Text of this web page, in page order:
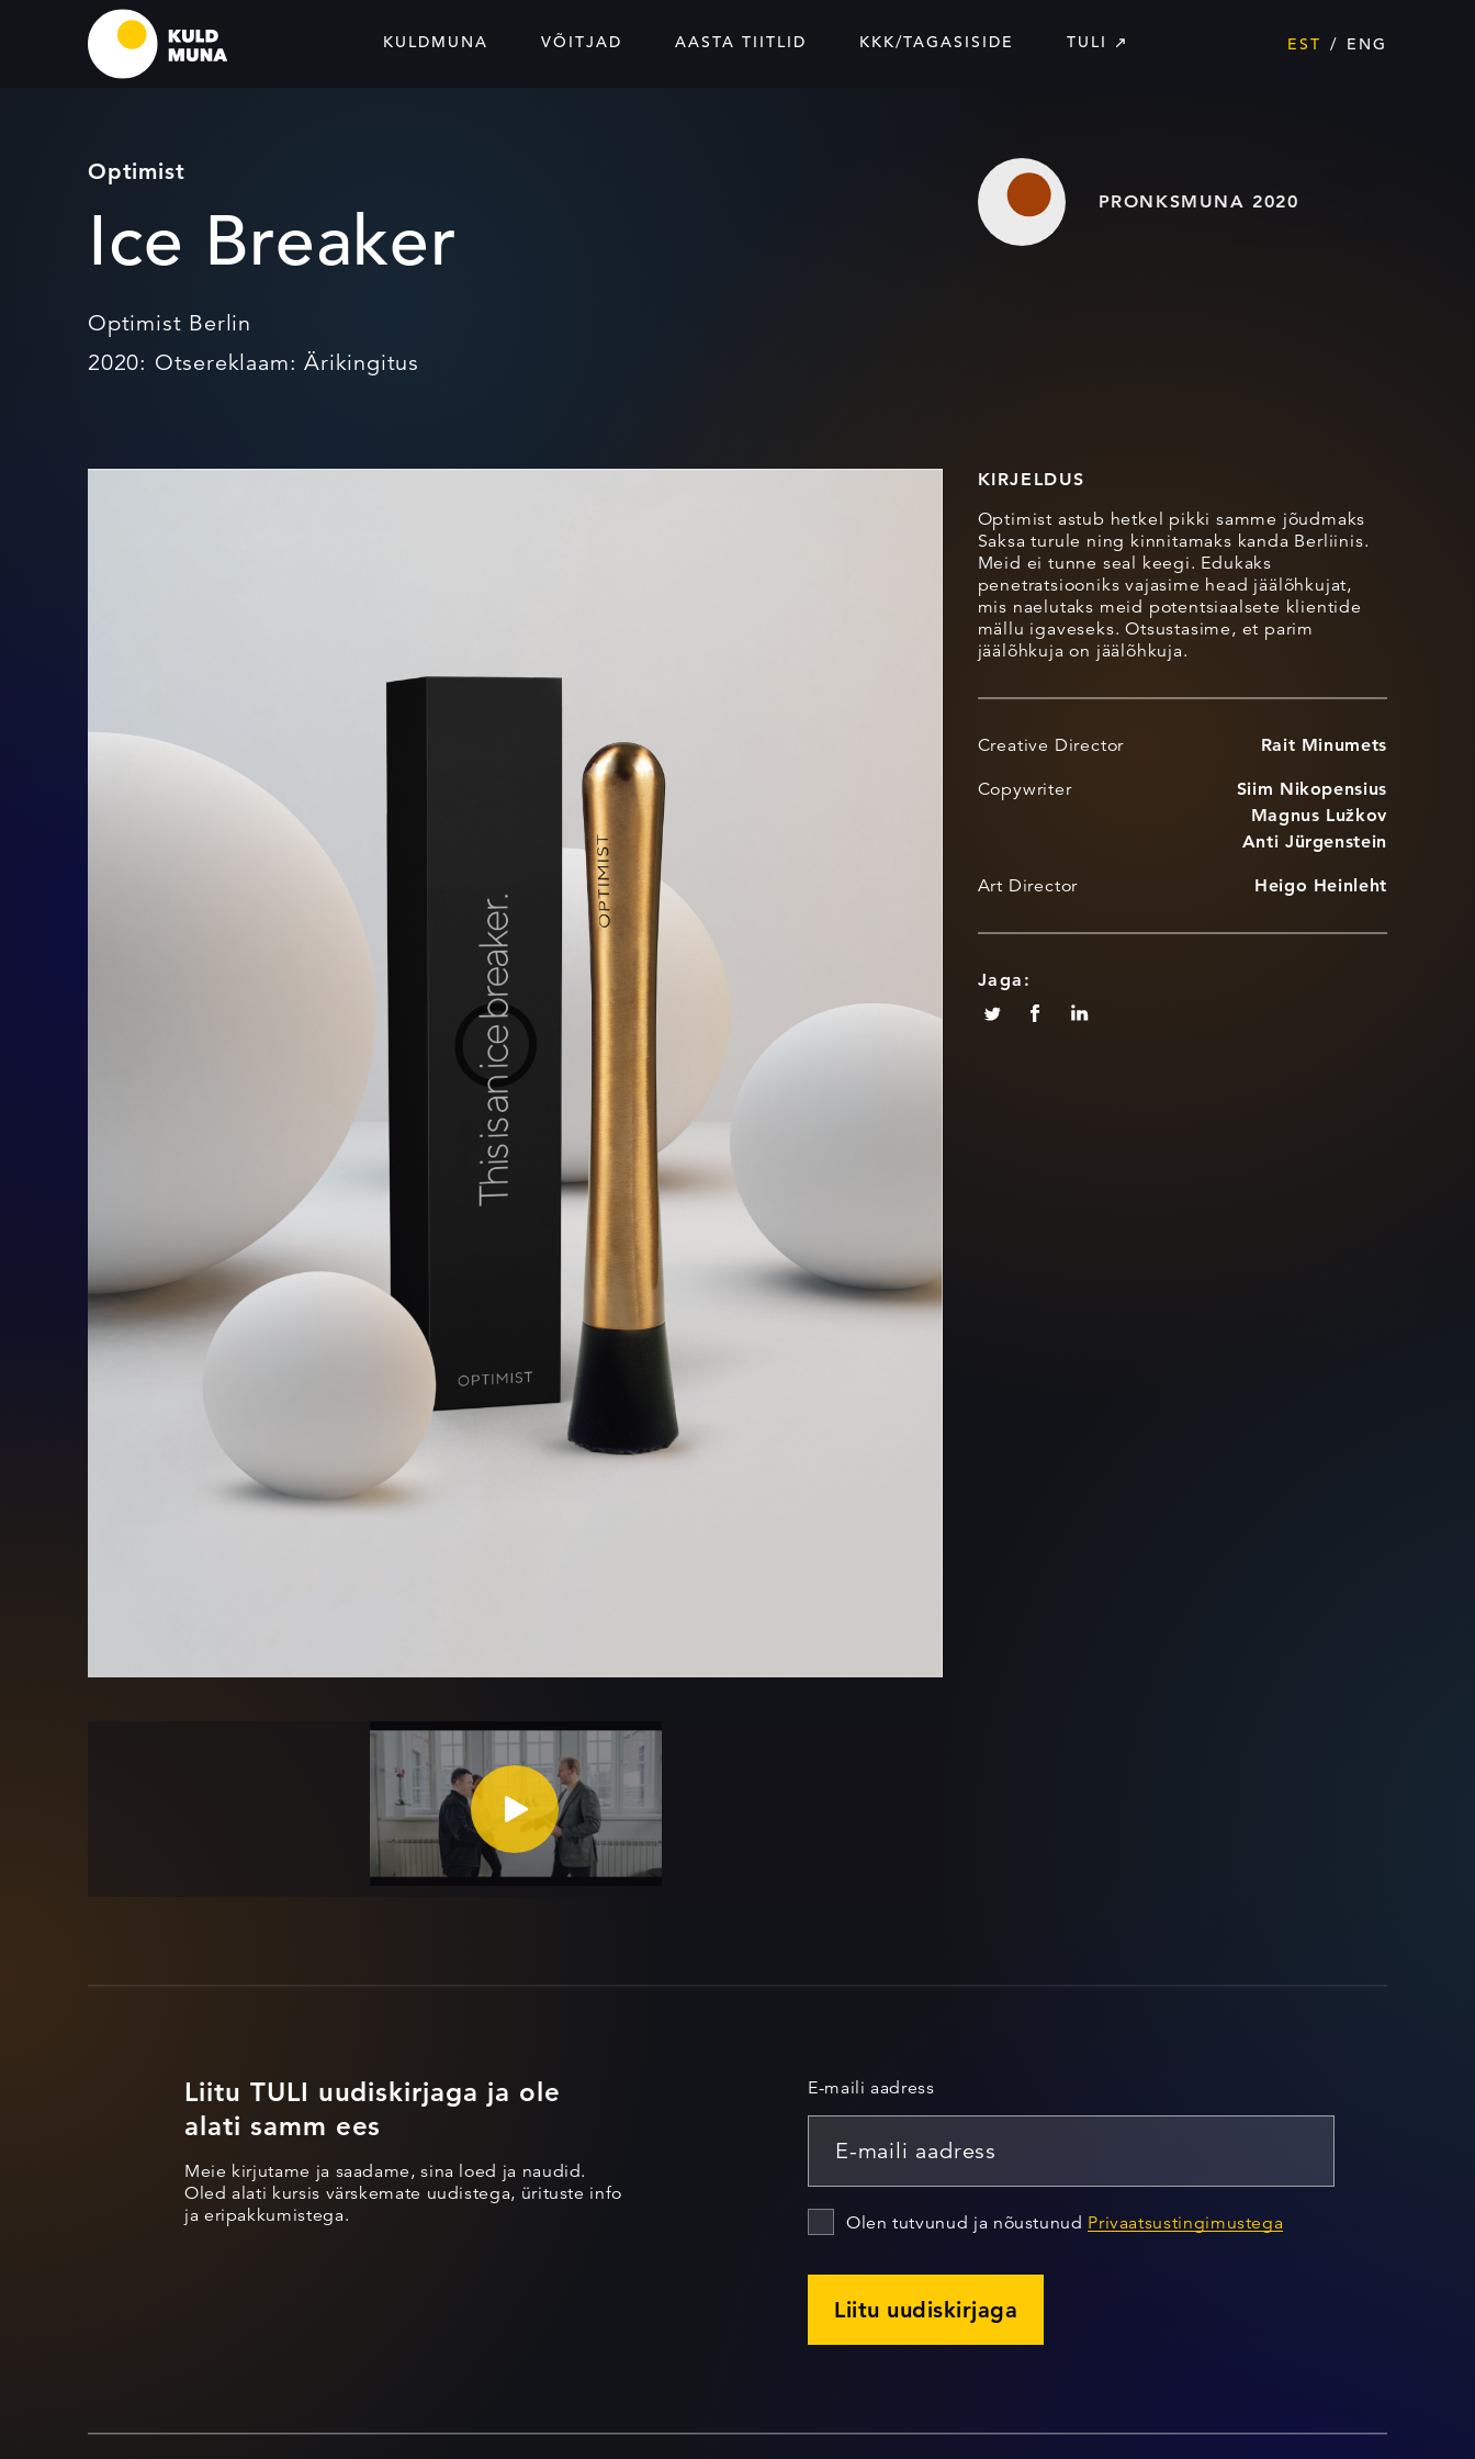
KULDMUNA VÕITJAD AASTA TIITLID KKK/TAGASISIDE TULI EST ENG
Optimist
Ice Breaker
Optimist Berlin
2020: Otsereklaam: Ärikingitus
PRONKSMUNA 2020
KIRJELDUS
Optimist astub hetkel pikki samme jõudmaks
Saksa turule ning kinnitamaks kanda Berliinis.
Meid ei tunne seal keegi. Edukaks
penetratsiooniks vajasime head jäälõhkujat,
mis naelutaks meid potentsiaalsete klientide
mällu igaveseks. Otsustasime, et parim
jäälõhkuja on jäälõhkuja.
Creative Director Rait Minumets
Copywriter
Siim Nikopensius
Magnus Lužkov
Anti Jürgenstein
Art Director Heigo Heinleht
Jaga:
Liitu TULI uudiskirjaga ja ole
alati samm ees
Meie kirjutame ja saadame, sina loed ja naudid.
Oled alati kursis värskemate uudistega, ürituste info
ja eripakkumistega.
E-maili aadress
Olen tutvunud ja nõustunud Privaatsustingimustega
Liitu uudiskirjaga